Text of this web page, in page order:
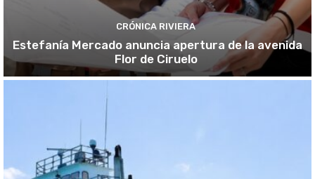
CRÓNICA RIVIERA
Estefanía Mercado anuncia apertura de la avenida
Flor de Ciruelo